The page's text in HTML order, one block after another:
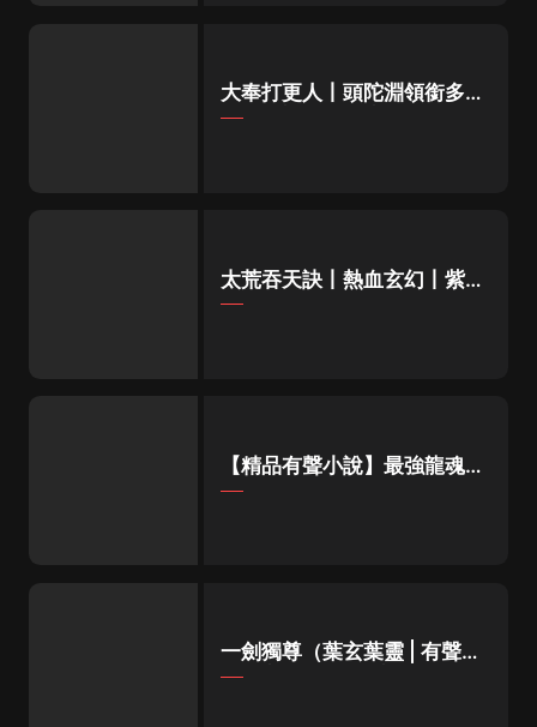
大奉打更人丨頭陀淵領銜多人
有聲劇|暢聽全集|王鶴棣、田
太荒吞天訣丨熱血玄幻丨紫襟
領銜有聲劇
【精品有聲小說】最強龍魂丨
都市修真多人有聲劇
一劍獨尊（葉玄葉靈 | 有聲的
紫襟 | 男女雙播）|北劍江湖